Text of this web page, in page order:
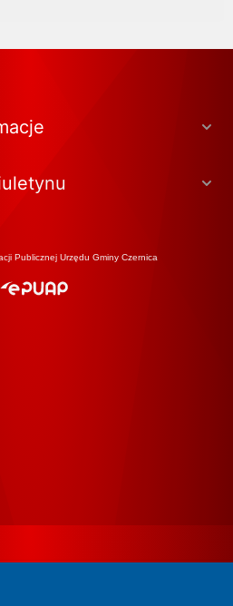
Publicznej Urzędu Gminy Czernica